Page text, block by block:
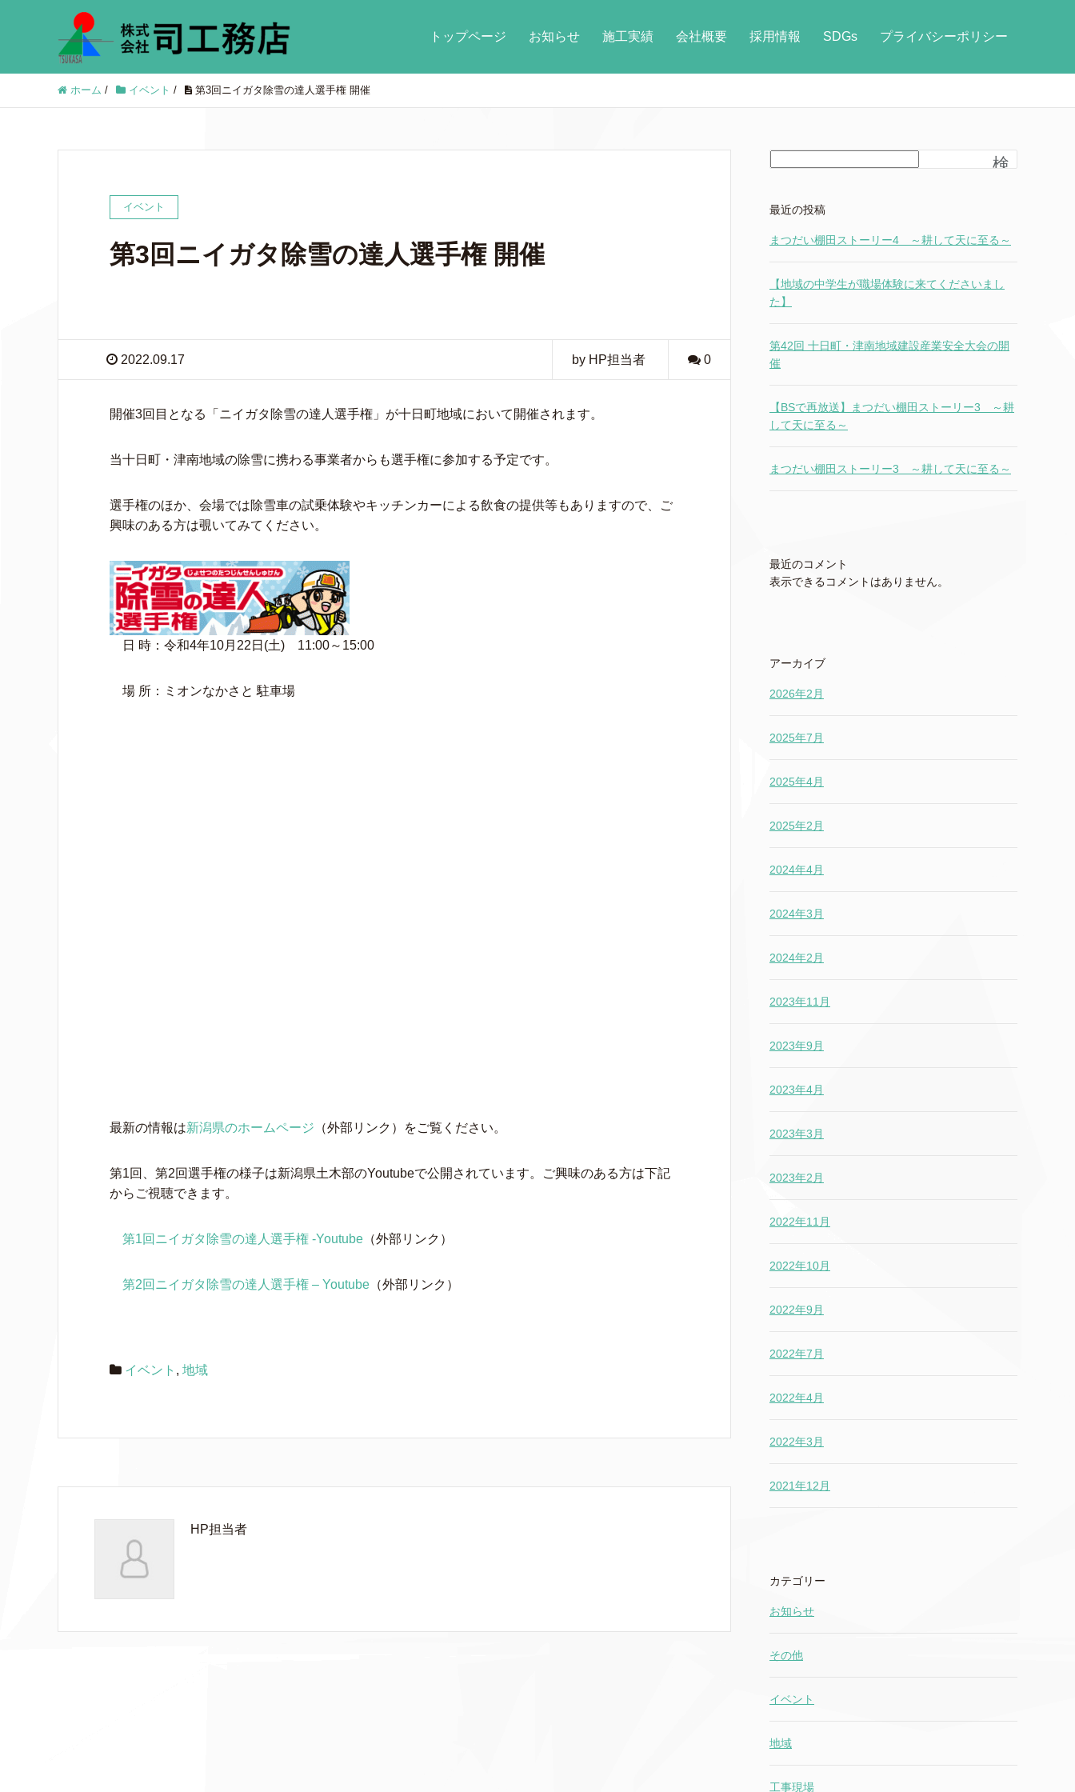
トップページ お知らせ 施工実績 会社概要 採用情報 SDGs プライバシーポリシー
ホーム / イベント / 第3回ニイガタ除雪の達人選手権 開催
イベント
第3回ニイガタ除雪の達人選手権 開催
2022.09.17 by HP担当者 0
開催3回目となる「ニイガタ除雪の達人選手権」が十日町地域において開催されます。
当十日町・津南地域の除雪に携わる事業者からも選手権に参加する予定です。
選手権のほか、会場では除雪車の試乗体験やキッチンカーによる飲食の提供等もありますので、ご
興味のある方は覗いてみてください。
日 時：令和4年10月22日(土) 11:00～15:00
場 所：ミオンなかさと 駐車場
最新の情報は新潟県のホームページ （外部リンク）をご覧ください。
第1回、第2回選手権の様子は新潟県土木部のYoutubeで公開されています。ご興味のある方は下記
からご視聴できます。
第1回ニイガタ除雪の達人選手権 -Youtube （外部リンク）
第2回ニイガタ除雪の達人選手権 – Youtube （外部リンク）
イベント , 地域
HP担当者
検
最近の投稿
まつだい棚田ストーリー4 ～耕して天に至る～
【地域の中学生が職場体験に来てくださいまし
た】
第42回 十日町・津南地域建設産業安全大会の開
催
【BSで再放送】まつだい棚田ストーリー3 ～耕
して天に至る～
まつだい棚田ストーリー3 ～耕して天に至る～
最近のコメント
表示できるコメントはありません。
アーカイブ
2026年2月
2025年7月
2025年4月
2025年2月
2024年4月
2024年3月
2024年2月
2023年11月
2023年9月
2023年4月
2023年3月
2023年2月
2022年11月
2022年10月
2022年9月
2022年7月
2022年4月
2022年3月
2021年12月
カテゴリー
お知らせ
その他
イベント
地域
工事現場